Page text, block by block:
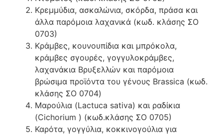
Κρεμμύδια, ασκαλώνια, σκόρδα, πράσα και
άλλα παρόμοια λαχανικά (κωδ. κλάσης ΣΟ
0703)
Κράμβες, κουνουπίδια και μπρόκολα,
κράμβες σγουρές, γογγυλοκράμβες,
λαχανάκια Βρυξελλών και παρόμοια
βρώσιμα προϊόντα του γένους Brassica (κωδ.
κλάσης ΣΟ 0704)
Μαρούλια (Lactuca sativa) και ραδίκια
(Cichorium ) (κωδ.κλάσης ΣΟ 0705)
Καρότα, γογγύλια, κοκκινογούλια για